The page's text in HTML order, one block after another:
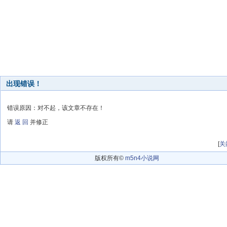
出现错误！
错误原因：对不起，该文章不存在！
请 返 回 并修正
[关
版权所有© m5n4小说网